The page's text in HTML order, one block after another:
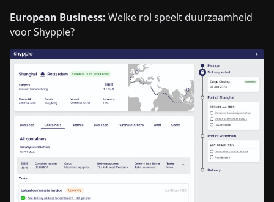
European Business: Welke rol speelt duurzaamheid
voor Shypple?